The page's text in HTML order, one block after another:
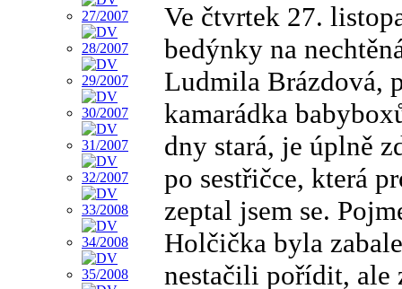
Ve čtvrtek 27.
bedýnky na
Ludmila Brázdová,
kamarádka
dny stará, je úplně
po sestřičce, která
zeptal jsem se.
Holčička byla
nestačili pořídit,